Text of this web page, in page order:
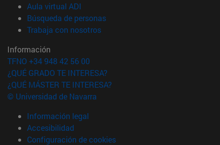
Aula virtual ADI
Búsqueda de personas(abre en nueva ventana)
Trabaja con nosotros(abre en nueva ventana)
Información
TFNO +34 948 42 56 00
¿QUÉ GRADO TE INTERESA?
¿QUÉ MÁSTER TE INTERESA?
© Universidad de Navarra
Información legal
Accesibilidad
Configuración de cookies